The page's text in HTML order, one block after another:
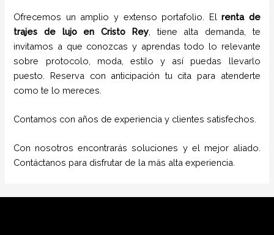
Ofrecemos un amplio y extenso portafolio. Elrenta de
trajes de lujoenCristo Rey, tiene alta demanda, te
invitamos a que conozcas y aprendas todo lo relevante
sobre protocolo, moda, estilo y así puedas llevarlo
puesto. Reserva con anticipación tu cita para atenderte
como te lo mereces.
Contamos con años de experiencia y clientes satisfechos.
Con nosotros encontrarás soluciones y el mejor aliado.
Contáctanos para disfrutar de la más alta experiencia.